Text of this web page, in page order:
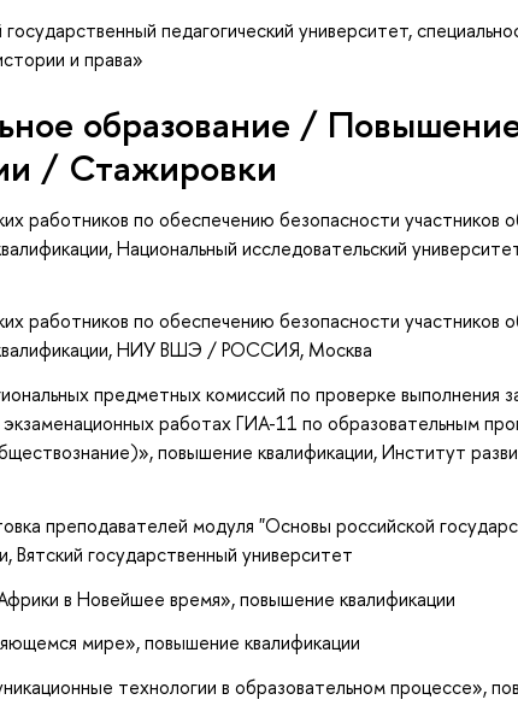
педагогический университет,
и права»
образование /
/ Стажировки
работников по обеспечению безопасности участников
, Национальный исследовательский
работников по обеспечению безопасности участников
, НИУ ВШЭ / РОССИЯ, Москва
предметных комиссий по проверке выполнения
работах ГИА-11 по образовательным
, повышение квалификации, Институт
преподавателей модуля "Основы российской
, Вятский государственный университет
в Новейшее время», повышение квалификации
мире», повышение квалификации
технологии в образовательном процессе»,